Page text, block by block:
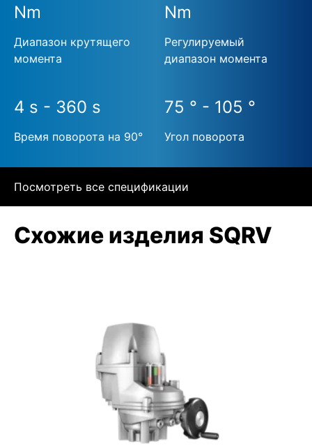
Nm
Диапазон крутящего
момента
Nm
Регулируемый
диапазон момента
4 s - 360 s
Время поворота на 90°
75 ° - 105 °
Угол поворота
Посмотреть все спецификации
Схожие изделия SQRV